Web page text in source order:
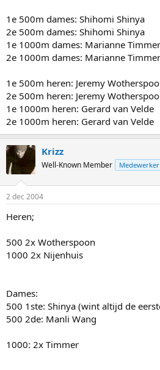
1e 500m dames: Shihomi Shinya
2e 500m dames: Shihomi Shinya
1e 1000m dames: Marianne Timmer
2e 1000m dames: Marianne Timmer
1e 500m heren: Jeremy
2e 500m heren: Jeremy
1e 1000m heren: Gerard van Velde
2e 1000m heren: Gerard van Velde
Krizz
Well-Known Member Medewerker
2 dec 2004
Heren;
500 2x Wotherspoon
1000 2x Nijenhuis
Dames:
500 1ste: Shinya (wint altijd de
500 2de: Manli Wang
1000: 2x Timmer